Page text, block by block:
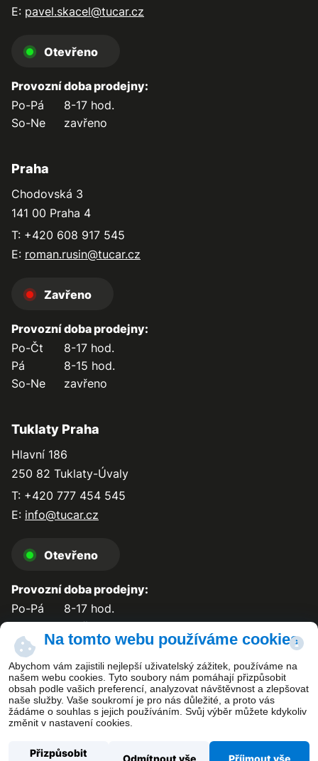
Na tomto webu používáme cookies
Abychom vám zajistili nejlepší uživatelský zážitek, používáme na
našem webu cookies. Tyto soubory nám pomáhají přizpůsobit
obsah podle vašich preferencí, analyzovat návštěvnost a zlepšovat
naše služby. Vaše soukromí je pro nás důležité, a proto vás
žádáme o souhlas s jejich používáním. Svůj výběr můžete kdykoliv
změnit v nastavení cookies.
Přizpůsobit
E: pavel.skacel@tucar.cz
Otevřeno
Provozní doba prodejny:
Po-Pá
8-17 hod.
So-Ne
zavřeno
Praha
Chodovská 3
141 00 Praha 4
T: +420 608 917 545
E: roman.rusin@tucar.cz
Zavřeno
Provozní doba prodejny:
Po-Čt
8-17 hod.
Pá
8-15 hod.
So-Ne
zavřeno
Tuklaty Praha
Hlavní 186
250 82 Tuklaty-Úvaly
T: +420 777 454 545
E: info@tucar.cz
Otevřeno
Provozní doba prodejny:
Po-Pá
8-17 hod.
So-Ne
zavřeno
Kontakt